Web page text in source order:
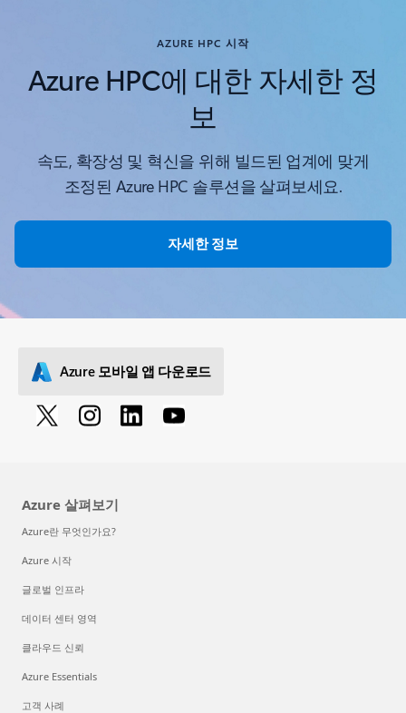
AZURE HPC 시작
Azure HPC에 대한 자세한 정
보
속도, 확장성 및 혁신을 위해 빌드된 업계에 맞게
조정된 Azure HPC 솔루션을 살펴보세요.
자세한 정보
Azure 모바일 앱 다운로드
Azure 살펴보기
Azure란 무엇인가요?
Azure 시작
글로벌 인프라
데이터 센터 영역
클라우드 신뢰
Azure Essentials
고객 사례